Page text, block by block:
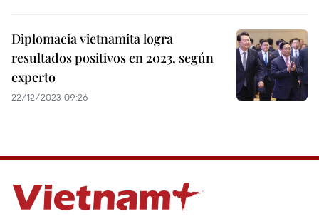
Diplomacia vietnamita logra
resultados positivos en 2023, según
experto
22/12/2023 09:26